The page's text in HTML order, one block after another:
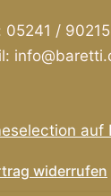
05241 / 90215
auf
widerrufen